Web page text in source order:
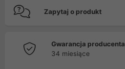
Zapytaj o produkt
Gwarancja producenta
34 miesiące